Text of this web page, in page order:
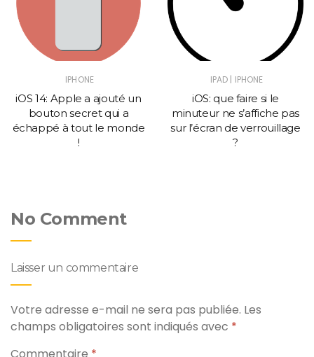
IPHONE
iOS 14: Apple a ajouté un
bouton secret qui a
échappé à tout le monde
!
IPAD | IPHONE
iOS: que faire si le
minuteur ne s’affiche pas
sur l’écran de verrouillage
?
No Comment
Laisser un commentaire
Votre adresse e-mail ne sera pas publiée. Les
champs obligatoires sont indiqués avec *
Commentaire *